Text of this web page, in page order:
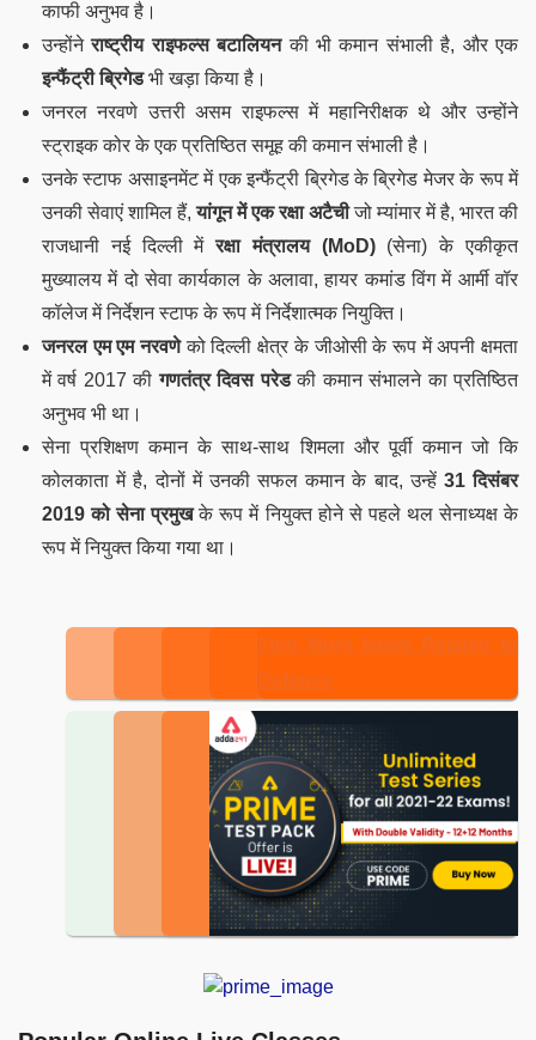
काफी अनुभव है।
उन्होंनेराष्ट्रीय राइफल्स बटालियनकी भी कमान संभाली है, और एक
इन्फैंट्री ब्रिगेडभी खड़ा किया है।
जनरल नरवणे उत्तरी असम राइफल्स में महानिरीक्षक थे और उन्होंने
स्ट्राइक कोर के एक प्रतिष्ठित समूह की कमान संभाली है।
उनके स्टाफ असाइनमेंट में एक इन्फैंट्री ब्रिगेड के ब्रिगेड मेजर के रूप में
उनकी सेवाएं शामिल हैं,यांगून में एक रक्षा अटैचीजो म्यांमार में है, भारत की
राजधानी नई दिल्ली मेंरक्षा मंत्रालय (MoD)(सेना) के एकीकृत
मुख्यालय में दो सेवा कार्यकाल के अलावा, हायर कमांड विंग में आर्मी वॉर
कॉलेज में निर्देशन स्टाफ के रूप में निर्देशात्मक नियुक्ति।
जनरल एम एम नरवणेको दिल्ली क्षेत्र के जीओसी के रूप में अपनी क्षमता
में वर्ष 2017 कीगणतंत्र दिवस परेडकी कमान संभालने का प्रतिष्ठित
अनुभव भी था।
सेना प्रशिक्षण कमान के साथ-साथ शिमला और पूर्वी कमान जो कि
कोलकाता में है, दोनों में उनकी सफल कमान के बाद, उन्हें 31 दिसंबर
2019 को सेना प्रमुखके रूप में नियुक्त होने से पहले थल सेनाध्यक्ष के
रूप में नियुक्त किया गया था।
Find More News Related to
Defence